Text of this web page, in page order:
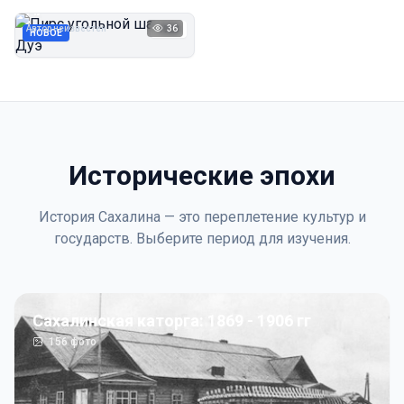
НОВОЕ 1923
Автор неизвестен 36
Исторические эпохи
История Сахалина — это переплетение культур и
государств. Выберите период для изучения.
Сахалинская каторга: 1869 - 1906 гг
156фото